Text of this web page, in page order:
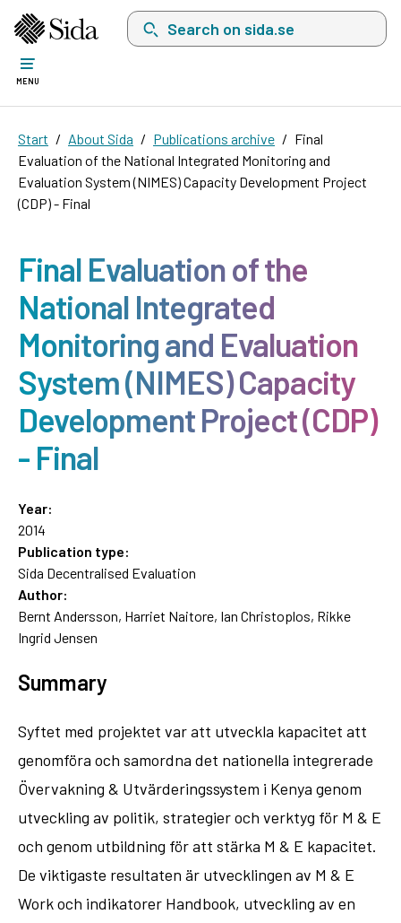
Search on sida.se, a list with search
MENU
Start About Sida Publications archive
Final
Evaluation of the National Integrated Monitoring and
Evaluation System (NIMES) Capacity Development Project
(CDP) - Final
Final Evaluation of the
National Integrated
Monitoring and Evaluation
System (NIMES) Capacity
Development Project (CDP)
- Final
Year:
2014
Publication type:
Sida Decentralised Evaluation
Author:
Bernt Andersson, Harriet Naitore, Ian Christoplos, Rikke
Ingrid Jensen
Summary
Syftet med projektet var att utveckla kapacitet att
genomföra och samordna det nationella integrerade
Övervakning & Utvärderingssystem i Kenya genom
utveckling av politik, strategier och verktyg för M & E
och genom utbildning för att stärka M & E kapacitet.
De viktigaste resultaten är utvecklingen av M & E
Work och indikatorer Handbook, utveckling av en